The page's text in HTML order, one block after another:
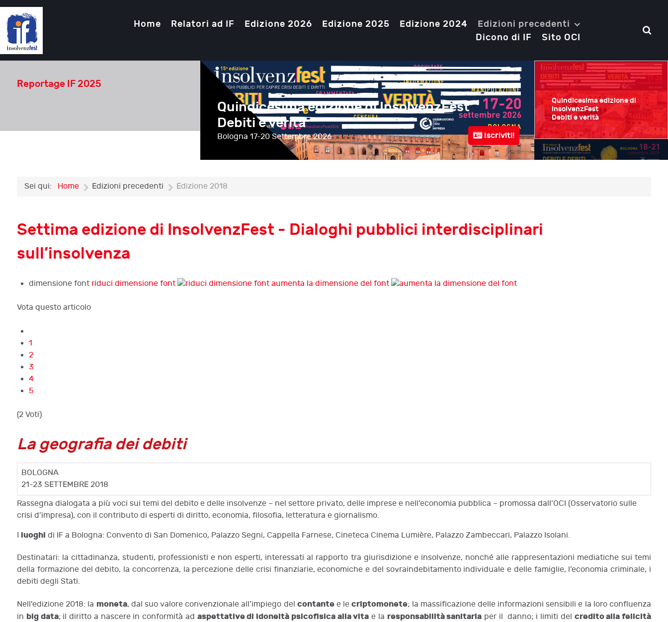
Home Relatori ad IF Edizione 2026 Edizione 2025 Edizione 2024
Edizioni precedenti
Dicono di IF
Sito OCI
Reportage IF 2025
Iscriviti!
Quindicesima edizione di InsolvenzFest
Debiti e verità
Bologna 17-20 Settembre 2026
Quattordicesima
Debiti e debiti
Bologna 18-21 Settembre 2025
Quindicesima edizione di
InsolvenzFest
Debiti e verità
Sei qui: Home Edizioni precedenti Edizione 2018
Settima edizione di InsolvenzFest - Dialoghi pubblici interdisciplinari
sull’insolvenza
dimensione font riduci dimensione font aumenta la dimensione del font
Vota questo articolo
1
2
3
4
5
(2 Voti)
La geografia dei debiti
BOLOGNA
21-23 SETTEMBRE 2018
Rassegna dialogata a più voci sui temi del debito e delle insolvenze – nel settore privato, delle imprese e nell’economia pubblica – promossa dall’OCI (Osservatorio sulle
crisi d’impresa), con il contributo di esperti di diritto, economia, filosofia, letteratura e giornalismo.
I luoghi di IF a Bologna: Convento di San Domenico, Palazzo Segni, Cappella Farnese, Cineteca Cinema Lumière, Palazzo Zambeccari, Palazzo Isolani.
Destinatari: la cittadinanza, studenti, professionisti e non esperti, interessati al rapporto tra giurisdizione e insolvenze, nonché alle rappresentazioni mediatiche sui temi
della formazione del debito, la concorrenza, la percezione delle crisi finanziarie, economiche e del sovraindebitamento individuale e delle famiglie, l’economia criminale, i
debiti degli Stati.
Nell'edizione 2018: la moneta, dal suo valore convenzionale all’impiego del contantee lecriptomonete; la massificazione delle informazioni sensibili e la loro confluenza
in big data; il diritto a nascere in conformità ad aspettative di idoneità psicofisica alla vita e la responsabilità sanitaria per il danno; i limiti del credito alla felicità